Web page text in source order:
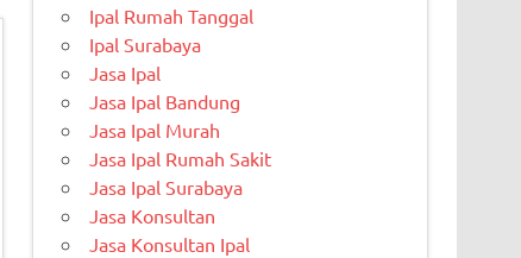
Ipal Rumah Tanggal
Ipal Surabaya
Jasa Ipal
Jasa Ipal Bandung
Jasa Ipal Murah
Jasa Ipal Rumah Sakit
Jasa Ipal Surabaya
Jasa Konsultan
Jasa Konsultan Ipal